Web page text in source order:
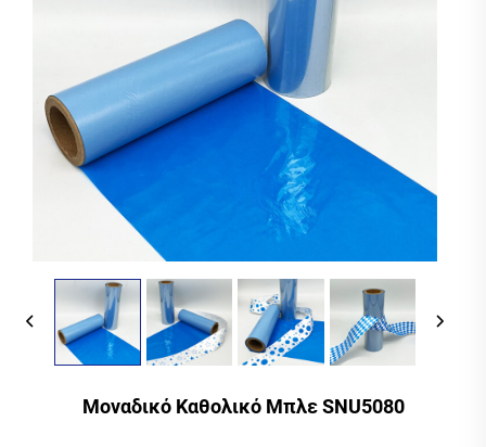
Μοναδικό Καθολικό Μπλε SNU5080